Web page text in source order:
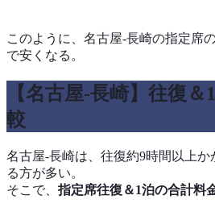
このように、名古屋-長崎の指定席
で安くなる。
【名古屋-長崎】往復
較
名古屋-長崎は、往復約9時間以上
る方が多い。
そこで、 指定席往復＆1泊の合計料